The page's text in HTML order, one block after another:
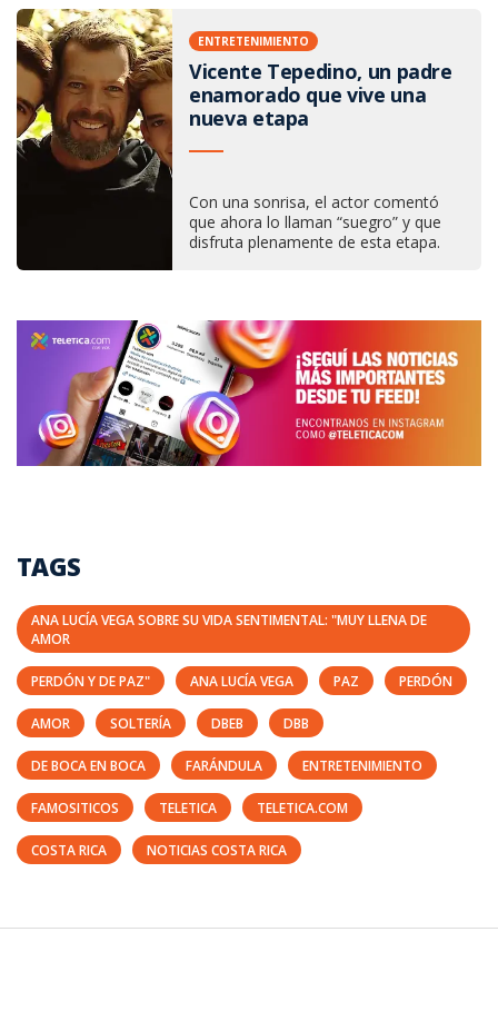
ENTRETENIMIENTO
Vicente Tepedino, un padre
enamorado que vive una
nueva etapa
Con una sonrisa, el actor comentó
que ahora lo llaman “suegro” y que
disfruta plenamente de esta etapa.
TAGS
ANA LUCÍA VEGA SOBRE SU VIDA SENTIMENTAL: "MUY LLENA DE
AMOR
PERDÓN Y DE PAZ" ANA LUCÍA VEGA PAZ PERDÓN
AMOR SOLTERÍA DBEB DBB
DE BOCA EN BOCA FARÁNDULA ENTRETENIMIENTO
FAMOSITICOS TELETICA TELETICA.COM
COSTA RICA NOTICIAS COSTA RICA